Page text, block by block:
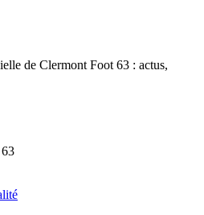
de Clermont Foot 63 : actus,